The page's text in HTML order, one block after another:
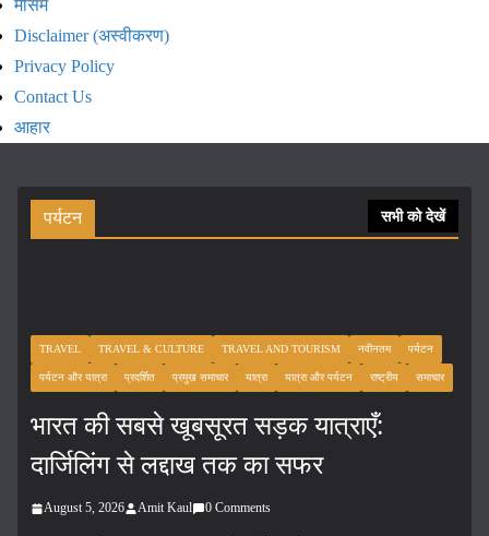
मौसम
Disclaimer (अस्वीकरण)
Privacy Policy
Contact Us
आहार
पर्यटन सभी को देखें
TRAVEL TRAVEL & CULTURE TRAVEL AND TOURISM नवीनतम पर्यटन
पर्यटन और यात्रा प्रदर्शित प्रमुख समाचार यात्रा यात्रा और पर्यटन राष्ट्रीय समाचार
भारत की सबसे खूबसूरत सड़क यात्राएँ:
दार्जिलिंग से लद्दाख तक का सफर
August 5, 2026 Amit Kaul 0 Comments